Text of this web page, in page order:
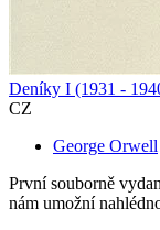
Deníky I (1931 -
CZ
George Orwell
První souborně
nám umožní